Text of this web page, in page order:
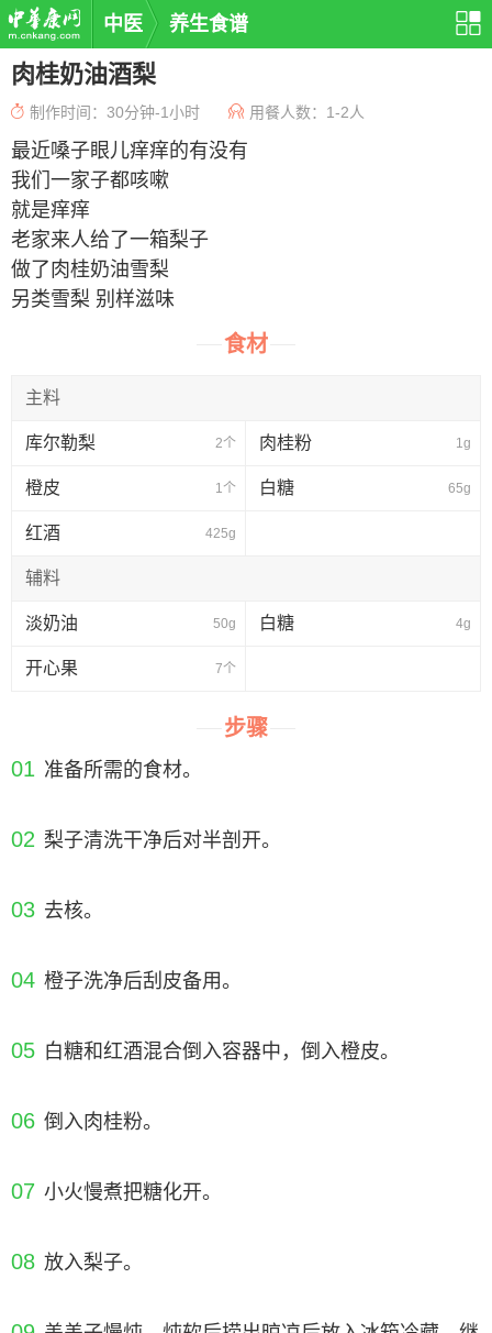
中医 养生食谱
肉桂奶油酒梨
制作时间：30分钟-1小时 用餐人数：1-2人
最近嗓子眼儿痒痒的有没有
我们一家子都咳嗽
就是痒痒
老家来人给了一箱梨子
做了肉桂奶油雪梨
另类雪梨 别样滋味
食材
主料
库尔勒梨 2个 肉桂粉 1g
橙皮 1个 白糖 65g
红酒 425g
辅料
淡奶油 50g 白糖 4g
开心果 7个
步骤
01 准备所需的食材。
02 梨子清洗干净后对半剖开。
03 去核。
04 橙子洗净后刮皮备用。
05 白糖和红酒混合倒入容器中，倒入橙皮。
06 倒入肉桂粉。
07 小火慢煮把糖化开。
08 放入梨子。